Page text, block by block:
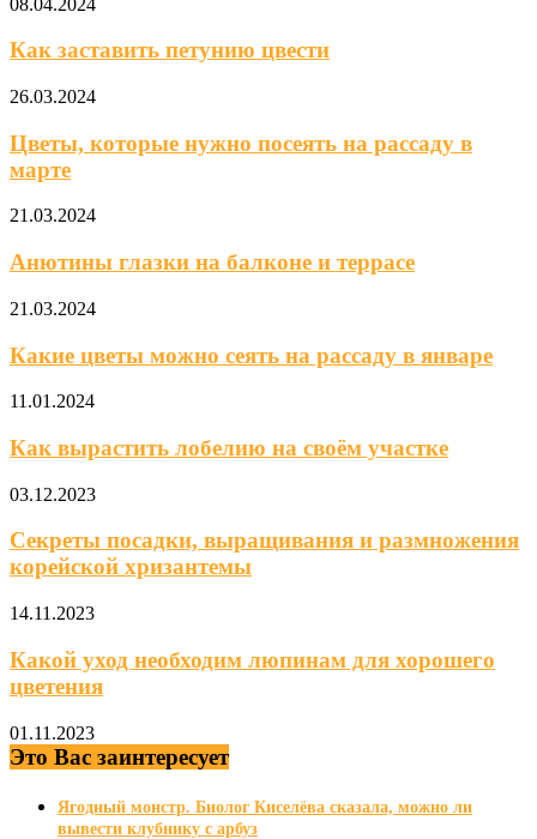
Как заставить петунию цвести
26.03.2024
Цветы, которые нужно посеять на рассаду в
марте
21.03.2024
Анютины глазки на балконе и террасе
21.03.2024
Какие цветы можно сеять на рассаду в январе
11.01.2024
Как вырастить лобелию на своём участке
03.12.2023
Секреты посадки, выращивания и размножения
корейской хризантемы
14.11.2023
Какой уход необходим люпинам для хорошего
цветения
01.11.2023
Это Вас заинтересует
Ягодный монстр. Биолог Киселёва сказала, можно ли
вывести клубнику с арбуз